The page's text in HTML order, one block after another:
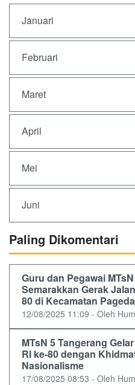
Januari
Februari
Maret
April
Mei
Juni
Paling Dikomentari
Guru dan Pegawai
Semarakkan Gerak
80 di Kecamatan
12/08/2025 11:09 - Oleh
MTsN 5 Tangerang
RI ke-80 dengan
Nasionalisme
17/08/2025 08:53 - Oleh